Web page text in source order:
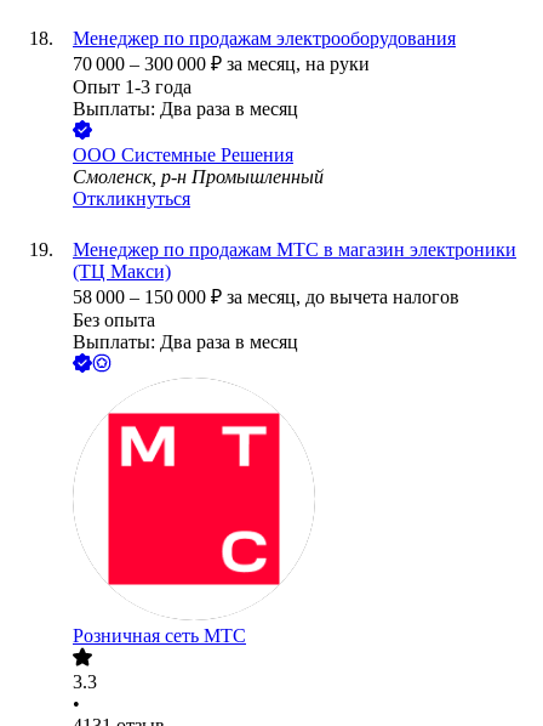
Менеджер по продажам электрооборудования
70 000 – 300 000 ₽ за месяц, на руки
Опыт 1-3 года
Выплаты: Два раза в месяц
ООО Системные Решения
Смоленск, р-н Промышленный
Откликнуться
Менеджер по продажам МТС в магазин электроники
(ТЦ Макси)
58 000 – 150 000 ₽ за месяц, до вычета налогов
Без опыта
Выплаты: Два раза в месяц
Розничная сеть МТС
3.3
•